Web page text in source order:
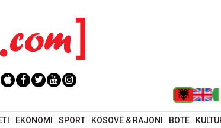
EKONOMI SPORT KOSOVË & RAJONI BOTË